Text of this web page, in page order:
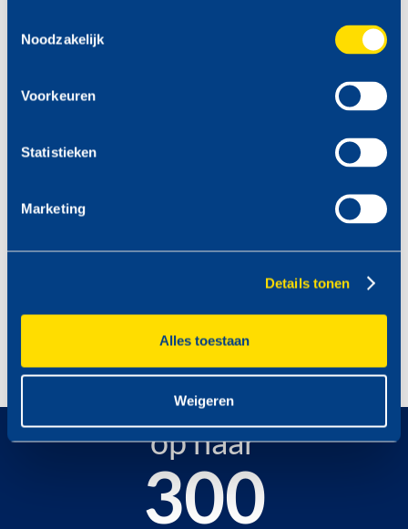
Noodzakelijk
Voorkeuren
Statistieken
Marketing
Details tonen
Alles toestaan
Weigeren
op naar
341